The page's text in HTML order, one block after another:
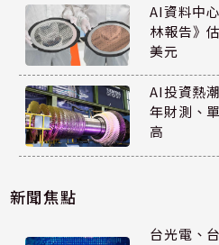
AI資料中
林報告》
美元
AI投資熱
年財測、
高
新聞焦點
台光電、